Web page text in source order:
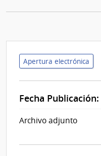
Apertura electrónica
Fecha Publicación:
Archivo adjunto